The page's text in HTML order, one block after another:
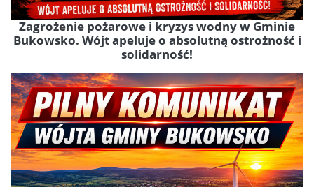
Zagrożenie pożarowe i kryzys wodny w Gminie
Bukowsko. Wójt apeluje o absolutną ostrożność i
solidarność!